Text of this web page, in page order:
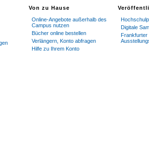
Von zu Hause
Online-Angebote außerhalb des
Campus nutzen
Bücher online bestellen
Verlängern, Konto abfragen
Hilfe zu Ihrem Konto
Digitale
Frankfurter